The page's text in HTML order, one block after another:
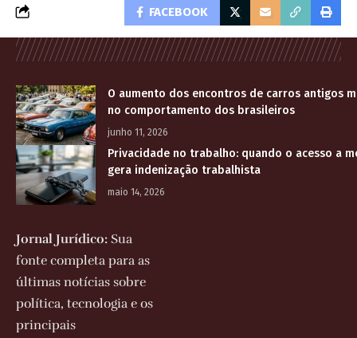
FACEBOOK
O aumento dos encontros de carros antigos
no comportamento dos brasileiros
junho 11, 2026
Privacidade no trabalho: quando o acesso a
gera indenização trabalhista
maio 14, 2026
Jornal Jurídico: Sua
fonte completa para as
últimas notícias sobre
política, tecnologia e os
principais